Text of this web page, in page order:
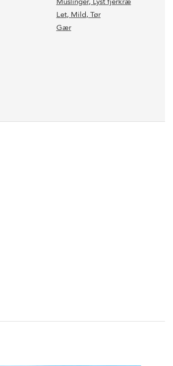
Let, Mild, Tør
Gær